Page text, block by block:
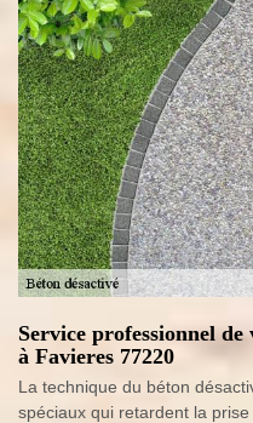
Service professionnel
à Favieres 77220
La technique du béton
spéciaux qui retardent la